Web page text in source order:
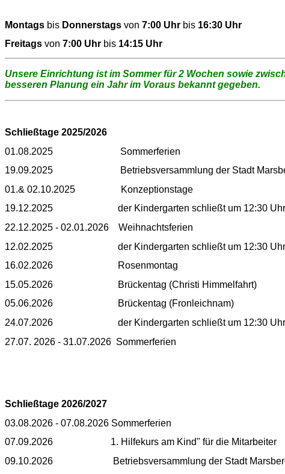
Montags bis Donnerstags von 7:00 Uhr bis 16:30 Uhr
Freitags von 7:00 Uhr bis 14:15 Uhr
Unsere Einrichtung ist im Sommer für 2 Wochen sowie
besseren Planung ein Jahr im Voraus bekannt gegeben.
Schließtage 2025/2026
01.08.2025 Sommerferien
19.09.2025 Betriebsversammlung der Stadt
01.& 02.10.2025 Konzeptionstage
19.12.2025 der Kindergarten schließt um 12:30 Uhr
22.12.2025 - 02.01.2026 Weihnachtsferien
12.02.2025 der Kindergarten schließt um 12:30 Uhr
16.02.2026 Rosenmontag
15.05.2026 Brückentag (Christi Himmelfahrt)
05.06.2026 Brückentag (Fronleichnam)
24.07.2026 der Kindergarten schließt um 12:30 Uhr
27.07. 2026 - 31.07.2026 Sommerferien
Schließtage 2026/2027
03.08.2026 - 07.08.2026 Sommerferien
07.09.2026 1. Hilfekurs am Kind" für die Mitarbeiter
09.10.2026 Betriebsversammlung der Stadt